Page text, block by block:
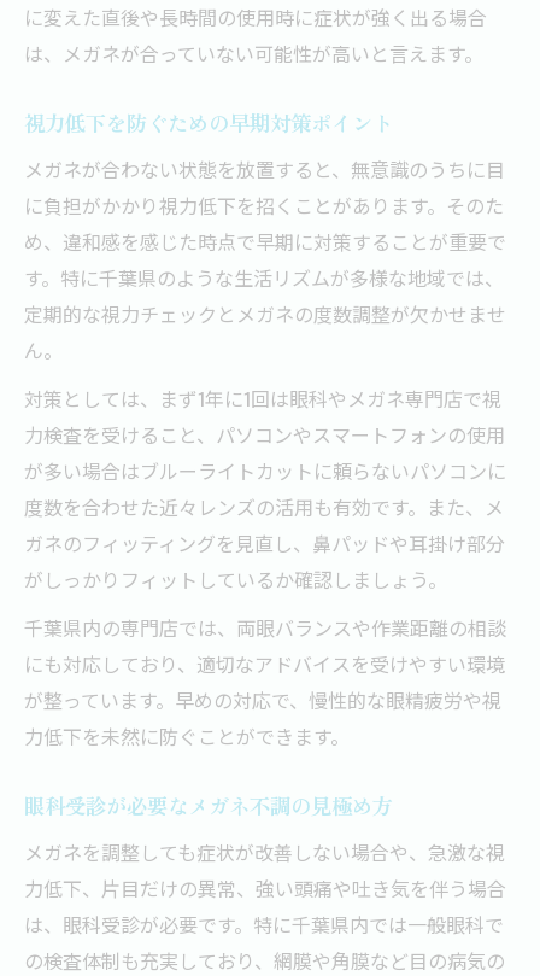
に変えた直後や長時間の使用時に症状が強く出る場合
は、メガネが合っていない可能性が高いと言えます。
視力低下を防ぐための早期対策ポイント
メガネが合わない状態を放置すると、無意識のうちに目
に負担がかかり視力低下を招くことがあります。そのた
め、違和感を感じた時点で早期に対策することが重要で
す。特に千葉県のような生活リズムが多様な地域では、
定期的な視力チェックとメガネの度数調整が欠かせませ
ん。
対策としては、まず1年に1回は眼科やメガネ専門店で視
力検査を受けること、パソコンやスマートフォンの使用
が多い場合はブルーライトカットに頼らないパソコンに
度数を合わせた近々レンズの活用も有効です。また、メ
ガネのフィッティングを見直し、鼻パッドや耳掛け部分
がしっかりフィットしているか確認しましょう。
千葉県内の専門店では、両眼バランスや作業距離の相談
にも対応しており、適切なアドバイスを受けやすい環境
が整っています。早めの対応で、慢性的な眼精疲労や視
力低下を未然に防ぐことができます。
眼科受診が必要なメガネ不調の見極め方
メガネを調整しても症状が改善しない場合や、急激な視
力低下、片目だけの異常、強い頭痛や吐き気を伴う場合
は、眼科受診が必要です。特に千葉県内では一般眼科で
の検査体制も充実しており、網膜や角膜など目の病気の